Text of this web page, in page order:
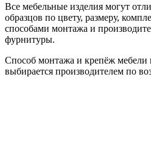
Все мебельные изделия могут
образцов по цвету, размеру,
способами монтажа и
фурнитуры.
Способ монтажа и крепёж мебели
выбирается производителем по